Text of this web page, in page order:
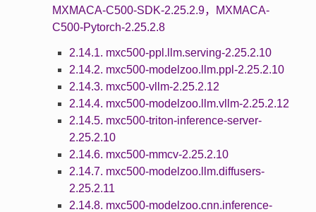
MXMACA-C500-SDK-2.25.2.9，MXMACA-
C500-Pytorch-2.25.2.8
2.14.1. mxc500-ppl.llm.serving-2.25.2.10
2.14.2. mxc500-modelzoo.llm.ppl-2.25.2.10
2.14.3. mxc500-vllm-2.25.2.12
2.14.4. mxc500-modelzoo.llm.vllm-2.25.2.12
2.14.5. mxc500-triton-inference-server-
2.25.2.10
2.14.6. mxc500-mmcv-2.25.2.10
2.14.7. mxc500-modelzoo.llm.diffusers-
2.25.2.11
2.14.8. mxc500-modelzoo.cnn.inference-